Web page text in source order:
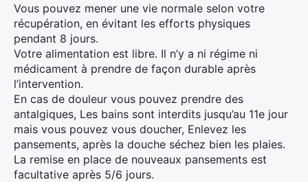
Vous pouvez mener une vie normale selon votre
récupération, en évitant les efforts physiques
pendant 8 jours.
Votre alimentation est libre. Il n’y a ni régime ni
médicament à prendre de façon durable après
l’intervention.
En cas de douleur vous pouvez prendre des
antalgiques, Les bains sont interdits jusqu’au 11e jour
mais vous pouvez vous doucher, Enlevez les
pansements, après la douche séchez bien les plaies.
La remise en place de nouveaux pansements est
facultative après 5/6 jours.